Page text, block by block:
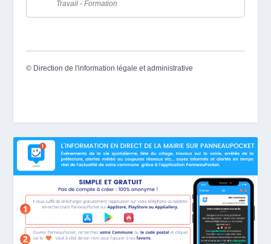
Travail - Formation
© Direction de l'information légale et administrative